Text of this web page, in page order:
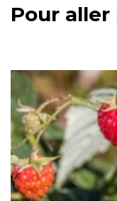
Pour aller